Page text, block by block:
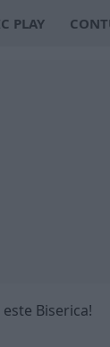
PLAY
Biserica!